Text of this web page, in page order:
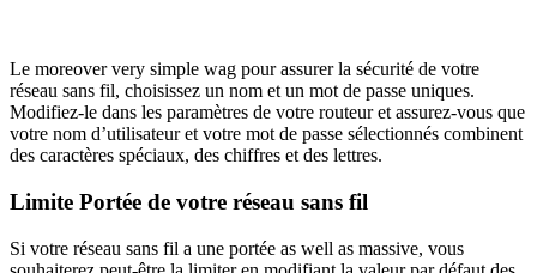
Le moreover very simple wag pour assurer la sécurité de votre
réseau sans fil, choisissez un nom et un mot de passe uniques.
Modifiez-le dans les paramètres de votre routeur et assurez-vous que
votre nom d’utilisateur et votre mot de passe sélectionnés combinent
des caractères spéciaux, des chiffres et des lettres.
Limite Portée de votre réseau sans fil
Si votre réseau sans fil a une portée as well as massive, vous